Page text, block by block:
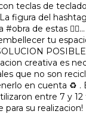
teclas de
figura del
#obra de estas
tu
creativa es
que no son
en cuenta ♻️ .
entre 7 y 12
para su